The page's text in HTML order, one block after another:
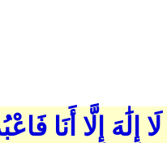
لَا إِلَٰهَ إِلَّا أَنَا